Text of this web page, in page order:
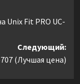
Unix Fit PRO UC-
Следующий:
(Лучшая цена)